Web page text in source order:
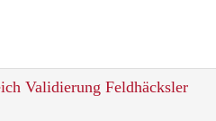
Validierung Feldhäcksler